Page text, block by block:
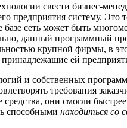
свести бизнес-
предприятия систему. Это
сеть может быть
данный программный
крупной фирмы, в
ей
и собственных
требования
они смогли
способными находиться со